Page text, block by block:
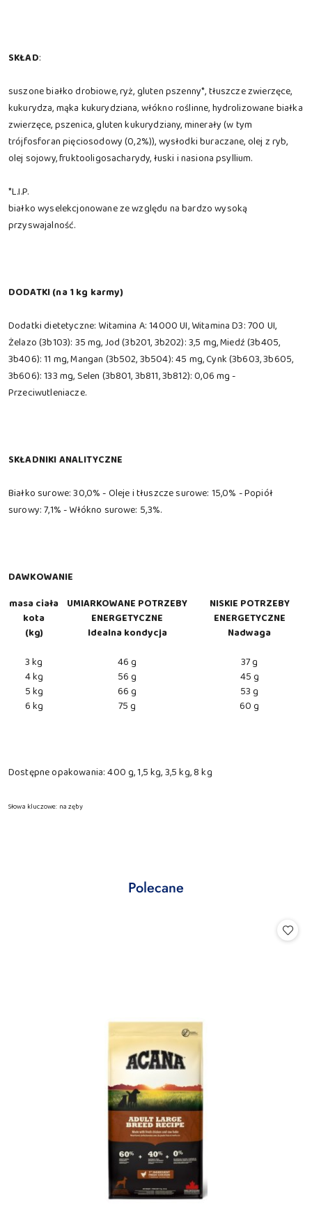
SKŁAD:
suszone białko drobiowe, ryż, gluten pszenny*, tłuszcze zwierzęce,
kukurydza, mąka kukurydziana, włókno roślinne, hydrolizowane białka
zwierzęce, pszenica, gluten kukurydziany, minerały (w tym
trójfosforan pięciosodowy (0,2%)), wysłodki buraczane, olej z ryb,
olej sojowy, fruktooligosacharydy, łuski i nasiona psyllium.
*L.I.P.
białko wyselekcjonowane ze względu na bardzo wysoką
przyswajalność.
DODATKI (na 1 kg karmy)
Dodatki dietetyczne: Witamina A: 14000 UI, Witamina D3: 700 UI,
Żelazo (3b103): 35 mg, Jod (3b201, 3b202): 3,5 mg, Miedź (3b405,
3b406): 11 mg, Mangan (3b502, 3b504): 45 mg, Cynk (3b603, 3b605,
3b606): 133 mg, Selen (3b801, 3b811, 3b812): 0,06 mg -
Przeciwutleniacze.
SKŁADNIKI ANALITYCZNE
Białko surowe: 30,0% - Oleje i tłuszcze surowe: 15,0% - Popiół
surowy: 7,1% - Włókno surowe: 5,3%.
DAWKOWANIE
masa ciała
kota
UMIARKOWANE POTRZEBY
ENERGETYCZNE
NISKIE POTRZEBY
ENERGETYCZNE
(kg)
Idealna kondycja
Nadwaga
3 kg
46 g
37 g
4 kg
56 g
45 g
5 kg
66 g
53 g
6 kg
75 g 60 g
Dostępne opakowania: 400 g, 1,5 kg, 3,5 kg, 8 kg
Słowa kluczowe: na zęby
Pomiń karuzelę produktów
Produkty
Polecane